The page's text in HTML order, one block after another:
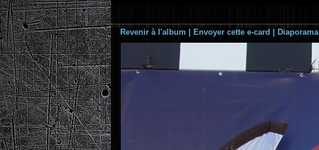
Revenir à l'album Envoyer cette e-card Diaporama